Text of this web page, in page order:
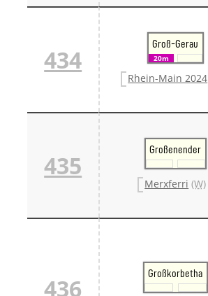
434
Groß-Gerau
20m
Rhein-Main 2024
435
Großenender
Merxferri (W)
436
Großkorbetha